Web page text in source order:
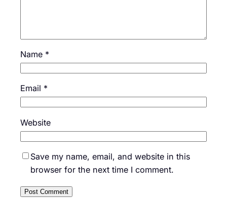
Name *
Email *
Website
Save my name, email, and website in this
browser for the next time I comment.